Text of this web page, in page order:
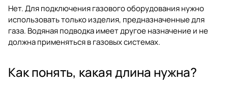
Нет. Для подключения газового оборудования нужно
использовать только изделия, предназначенные для
газа. Водяная подводка имеет другое назначение и не
должна применяться в газовых системах.
Как понять, какая длина нужна?